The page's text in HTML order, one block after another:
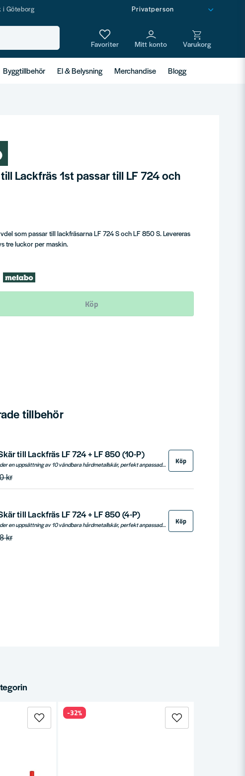
i Göteborg
Byggtillbehör El & Belysning Merchandise Blogg
Lackfräs 1st passar till LF 724 och
som passar till lackfräsarna LF 724 S och LF 850 S. Levereras
tre luckor per maskin.
Köp
tillbehör
till Lackfräs LF 724 + LF 850 (10-P)
Metabo erbjuder en uppsättning av 10 vändbara hårdmetallskär, perfekt anpassade för Metabos lackfräsar LF 850 S och LF 724 S. Dessa högkvalitativa skär garanterar lång brukstid och en jämn slipbild, tack vare deras tillverkning från högvärdigt hårdmetall. Idealiska för professionella användare som kräver precision och hållbarhet i sitt arbete.
kr
Köp
till Lackfräs LF 724 + LF 850 (4-P)
Metabo erbjuder en uppsättning av 10 vändbara hårdmetallskär, perfekt anpassade för Metabos lackfräsar LF 850 S och LF 724 S. Dessa högkvalitativa skär garanterar lång brukstid och en jämn slipbild, tack vare deras tillverkning från högvärdigt hårdmetall. Idealiska för professionella användare som kräver precision och hållbarhet i sitt arbete.
kr
Köp
-32%